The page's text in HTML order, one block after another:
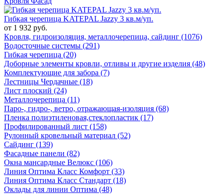
Гибкая черепица KATEPAL Jazzy 3 кв.м/уп.
от 1 932 руб.
Кровля, гидроизоляция, металлочерепица, сайдинг (1076)
Водосточные системы (291)
Гибкая черепица (20)
Доборные элементы кровли, отливы и другие изделия (48)
Комплектующие для забора (7)
Лестницы Чердачные (18)
Лист плоский (24)
Металлочерепица (11)
Паро-, гидро-, ветро, отражающая-изоляция (68)
Пленка полиэтиленовая,стеклопластик (17)
Профилированный лист (158)
Рулонный кровельный материал (52)
Сайдинг (139)
Фасадные панели (82)
Окна мансардные Велюкс (106)
Линия Оптима Класс Комфорт (33)
Линия Оптима Класс Стандарт (18)
Оклады для линии Оптима (48)